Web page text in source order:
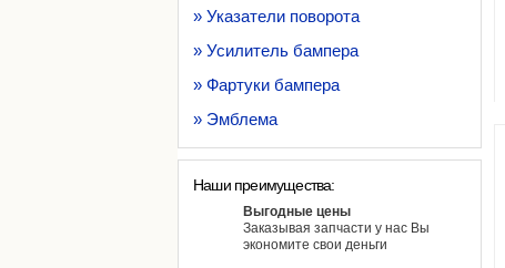
» Указатели поворота
» Усилитель бампера
» Фартуки бампера
» Эмблема
Наши преимущества:
Выгодные цены
Заказывая запчасти у нас Вы
экономите свои деньги